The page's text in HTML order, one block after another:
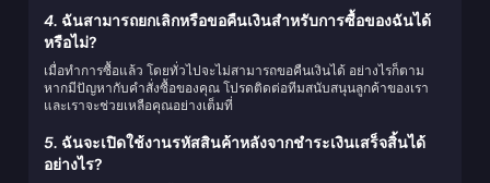
4. ฉันสามารถยกเลิกหรือขอคืนเงินสำหรับการซื้อของฉันได้
หรือไม่?
เมื่อทำการซื้อแล้ว โดยทั่วไปจะไม่สามารถขอคืนเงินได้ อย่างไรก็ตาม
หากมีปัญหากับคำสั่งซื้อของคุณ โปรดติดต่อทีมสนับสนุนลูกค้าของเรา
และเราจะช่วยเหลือคุณอย่างเต็มที่
5. ฉันจะเปิดใช้งานรหัสสินค้าหลังจากชำระเงินเสร็จสิ้นได้
อย่างไร?